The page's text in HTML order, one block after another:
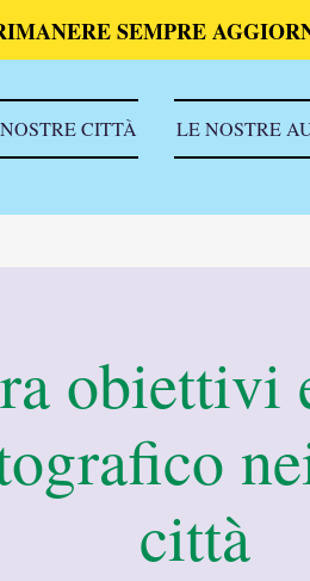
SEMPRE
CITTÀ LE NOSTRE
obiettivi
città